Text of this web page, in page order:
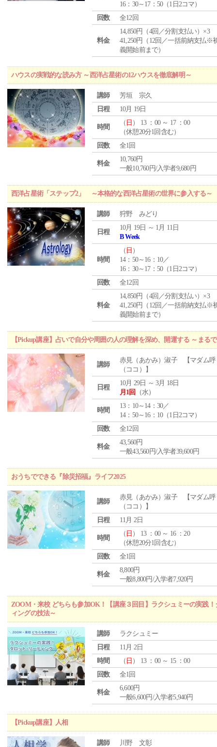
16：30～17：50（1日2コマ）
回数
全12回
料金
14,850円（4回／分割支払い）×3
41,250円（12回／一括前納支払※
義開始前まで）
ハウスの実戦的な読み方 ～西洋占星術の12ハウスを徹底解明～
講師
芳垣 宗久
日程
10月 19日
時間
（ 日 ） 13 ：00 ～ 17 ：00
（休憩20分1回含む）
回数
全1回
料金
10,760円
一般10,760円/入学者9,680円
西洋占星術「ステップ2」 ～本格的な西洋占星術の世界に参入する～
講師 狩野 みどり
日程
10月 19日 ～ 1月 11日
B Week
時間
（ 日 ）
14：50～16：10／
16：30～17：50（1日2コマ）
回数
全12回
料金
14,850円（4回／分割支払い）×3
41,250円（12回／一括前納支払※
義開始前まで）
【Pickup講座】占いで自分や周囲の人の理解を深め、開運する ～まる
講師
赤見（あかみ）淑子 【マダム呼
（ココ）】
日程
10月 29日 ～ 3月 18日
月1回
（水）
時間
13：10～14：30／
14：50～16：10（1日2コマ）
回数
全12回
料金
43,560円
一般43,560円/入学者39,600円
おうちでできる『除災招福』ライフ2025
講師
赤見（あかみ）淑子 【マダム呼
（ココ）】
日程
11月 2日
時間
（ 日 ） 13 ：00 ～ 16 ：20
（休憩20分1回含む）
回数
全1回
料金
8,800円
一般8,800円/入学者7,920円
ZOOM・来校 どちらも参加OK！【講座３回目】ラクシュミーの実践
ィングの技法～
講師
ラクシュミー
日程
11月 2日
時間
（ 日 ） 13 ：00 ～ 15 ：00
回数
全1回
料金
6,600円
一般6,600円/入学者5,940円
【Pickup講座】人相
講師 川野 文彰